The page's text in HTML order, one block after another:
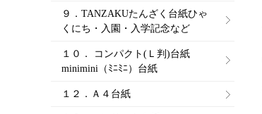
９．TANZAKUたんざく台紙ひゃ
くにち・入園・入学記念など
１０． コンパクト(Ｌ判)台紙
minimini（ﾐﾆﾐﾆ）台紙
１２．Ａ４台紙